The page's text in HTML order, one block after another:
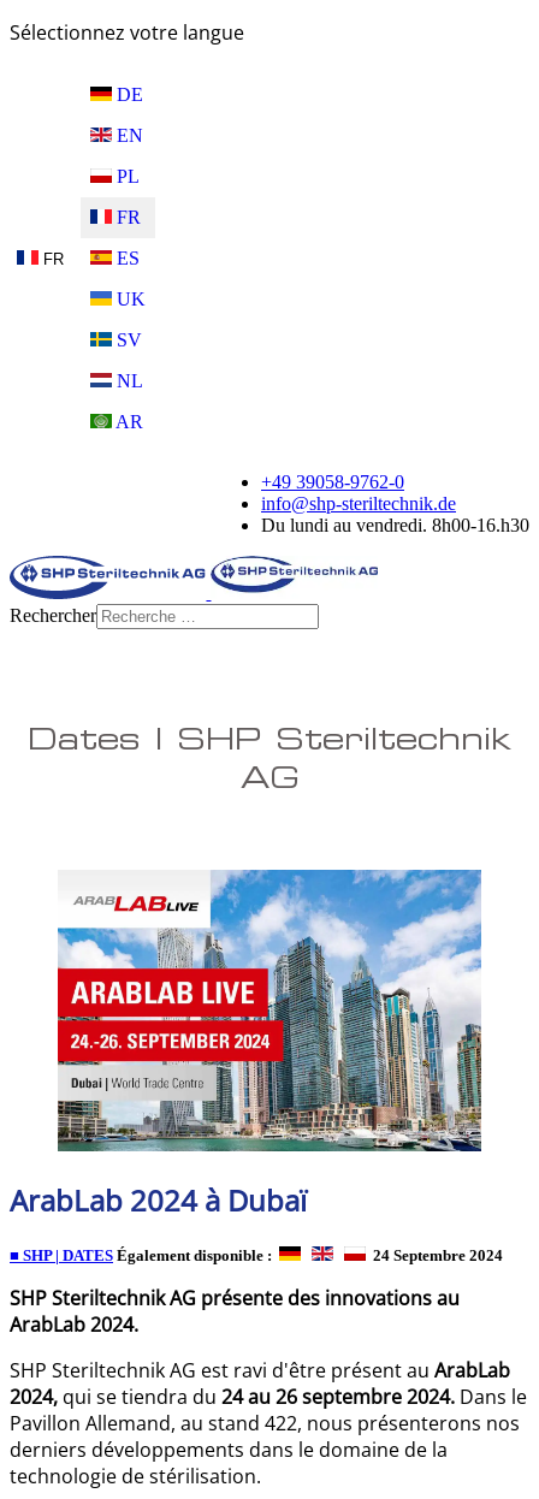
Sélectionnez votre langue
FR
DE
EN
PL
FR
ES
UK
SV
NL
AR
+49 39058-9762-0
info@shp-steriltechnik.de
Du lundi au vendredi. 8h00-16.h30
Rechercher
Dates | SHP Steriltechnik
AG
ArabLab 2024 à Dubaï
■ SHP | DATES Également disponible : 24 Septembre 2024
SHP Steriltechnik AG présente des innovations au
ArabLab 2024.
SHP Steriltechnik AG est ravi d'être présent au ArabLab
2024, qui se tiendra du 24 au 26 septembre 2024. Dans le
Pavillon Allemand, au stand 422, nous présenterons nos
derniers développements dans le domaine de la
technologie de stérilisation.